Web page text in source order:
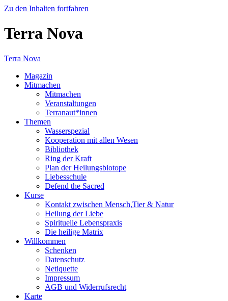
Zu den Inhalten fortfahren
Terra Nova
Terra Nova
Magazin
Mitmachen
Mitmachen
Veranstaltungen
Terranaut*innen
Themen
Wasserspezial
Kooperation mit allen Wesen
Bibliothek
Ring der Kraft
Plan der Heilungsbiotope
Liebesschule
Defend the Sacred
Kurse
Kontakt zwischen Mensch,Tier & Natur
Heilung der Liebe
Spirituelle Lebenspraxis
Die heilige Matrix
Willkommen
Schenken
Datenschutz
Netiquette
Impressum
AGB und Widerrufsrecht
Karte